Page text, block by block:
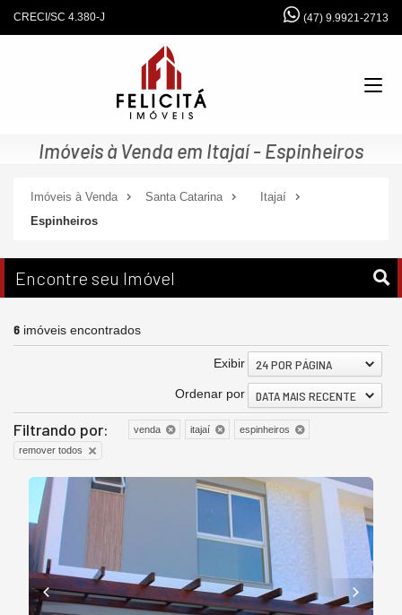
CRECI/SC 4.380-J (47) 9.9921-2713
Imóveis à Venda em Itajaí - Espinheiros
Imóveis à Venda Santa Catarina
Itajaí
Espinheiros
Encontre seu Imóvel
6 imóveis encontrados
Exibir 24 POR PÁGINA
Ordenar por DATA MAIS RECENTE
Filtrando por: venda itajaí
espinheiros
remover todos